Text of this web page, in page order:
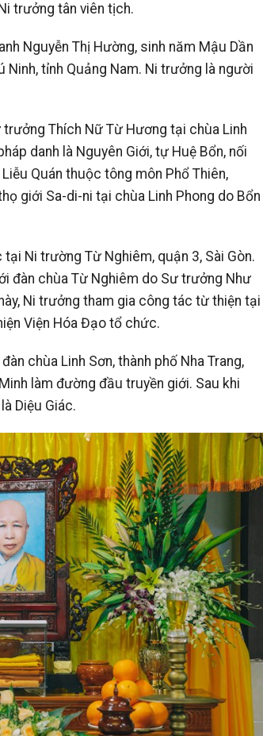
trưởng tân viên tịch.
Nguyễn Thị Hường, sinh năm Mậu Dần
Ninh, tỉnh Quảng Nam. Ni trưởng là người
Thích Nữ Từ Hương tại chùa Linh
danh là Nguyên Giới, tự Huệ Bổn, nối
Quán thuộc tông môn Phổ Thiên,
giới Sa-di-ni tại chùa Linh Phong do Bổn
Ni trường Từ Nghiêm, quận 3, Sài Gòn.
đàn chùa Từ Nghiêm do Sư trưởng Như
Ni trưởng tham gia công tác từ thiện tại
Viện Hóa Đạo tổ chức.
chùa Linh Sơn, thành phố Nha Trang,
làm đường đầu truyền giới. Sau khi
Diệu Giác.